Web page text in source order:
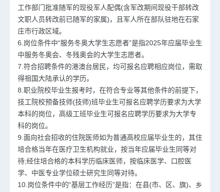
工作部门批准随军的现役军人配偶(含军改期间现役干部转改
文职人员转改前已随军的家属)，且军人所在部队驻地在石家
庄市行政区域。
6.岗位条件中“服务冬奥大学生志愿者”是指2025年应届毕业生
中服务冬奥会、冬残奥会的大学生志愿者。
7.符合招聘条件的港澳台居民，均可报名应聘相应岗位，需取
得祖国大陆承认的学历。
8.职业院校毕业生报考时，在符合专业等其他条件的前提下，
技工院校预备技师(技师)班毕业生可报名应聘学历要求为大学
本科的岗位，高级工班毕业生可报名应聘学历要求为大学专
科的岗位。
9.面向社会招收的住院医师如为普通高校应届毕业生的，其住
培合格当年在医疗卫生机构就业，按当年应届毕业生同等对
待;经住培合格的本科学历临床医师，按临床医学、口腔医
学、中医专业学位硕士研究生同等对待。
10.岗位条件中的“基层工作经历”是指：在县(市、区、旗)、乡